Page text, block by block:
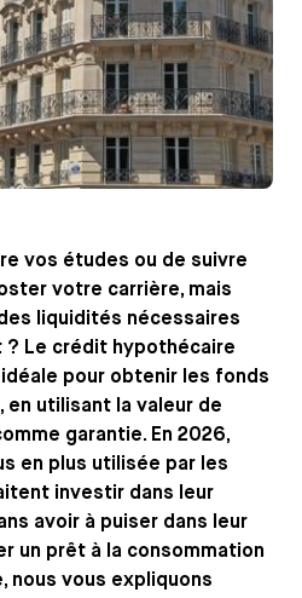
vos études ou de suivre
votre carrière, mais
liquidités nécessaires
Le crédit hypothécaire
pour obtenir les fonds
en utilisant la valeur de
garantie. En 2026,
en plus utilisée par les
investir dans leur
avoir à puiser dans leur
un prêt à la consommation
nous vous expliquons